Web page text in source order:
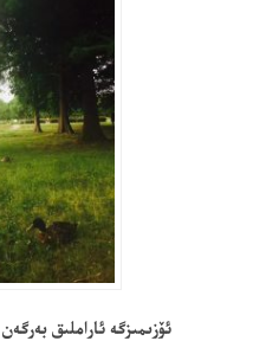
ئۆزىمىزگە ئاراملىق